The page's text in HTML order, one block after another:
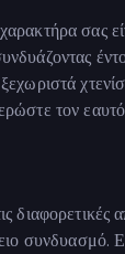
σας
τον
συνδυασμό.